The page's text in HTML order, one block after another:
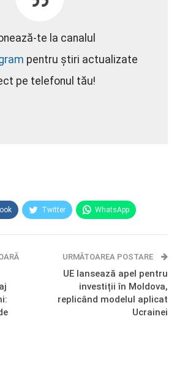
te la canalul
pentru știri actualizate
pe telefonul tău!
Twitter WhatsApp
URMĂTOAREA POSTARE
UE lansează apel pentru
investiții în Moldova,
replicând modelul aplicat
Ucrainei